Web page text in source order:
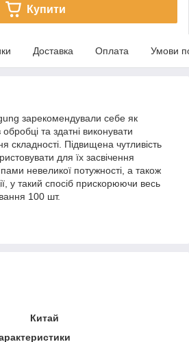
Купити
Доставка Оплата Умови
зарекомендували себе як
обробці та здатні виконувати
складності. Підвищена чутливість
для їх засвічення
невеликої потужності, а також
у такий спосіб прискорюючи весь
100 шт.
Китай